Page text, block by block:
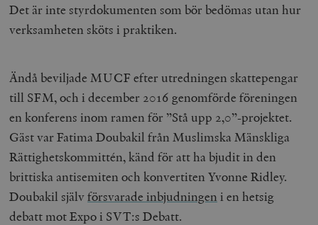
Det är inte styrdokumenten som bör bedömas utan hur
verksamheten sköts i praktiken.
Ändå beviljade MUCF efter utredningen skattepengar
till SFM, och i december 2016 genomförde föreningen
en konferens inom ramen för ”Stå upp 2,0”-projektet.
Gäst var Fatima Doubakil från Muslimska Mänskliga
Rättighetskommittén, känd för att ha bjudit in den
brittiska antisemiten och konvertiten Yvonne Ridley.
Doubakil självförsvarade inbjudningeni en hetsig
debatt mot Expo i SVT:s Debatt.